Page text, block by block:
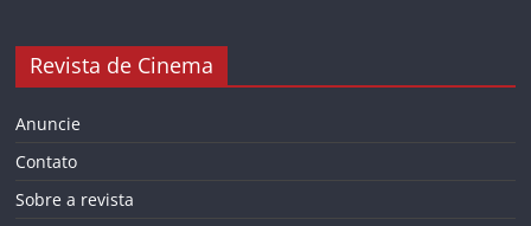
Revista de Cinema
Anuncie
Contato
Sobre a revista